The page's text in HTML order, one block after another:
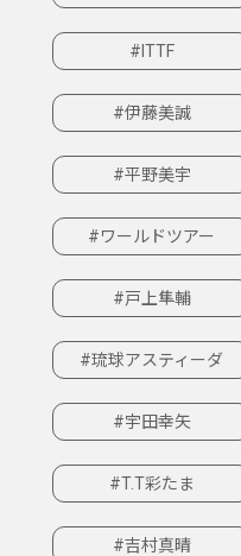
#ITTF
#伊藤美誠
#平野美宇
#ワールドツアー
#戸上隼輔
#琉球アスティーダ
#宇田幸矢
#T.T彩たま
#吉村真晴